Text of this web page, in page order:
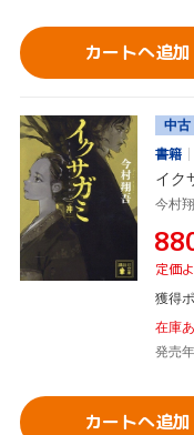
カートへ追加
中古
書籍
イク
今村
定価
獲得
在庫
発売
カートへ追加